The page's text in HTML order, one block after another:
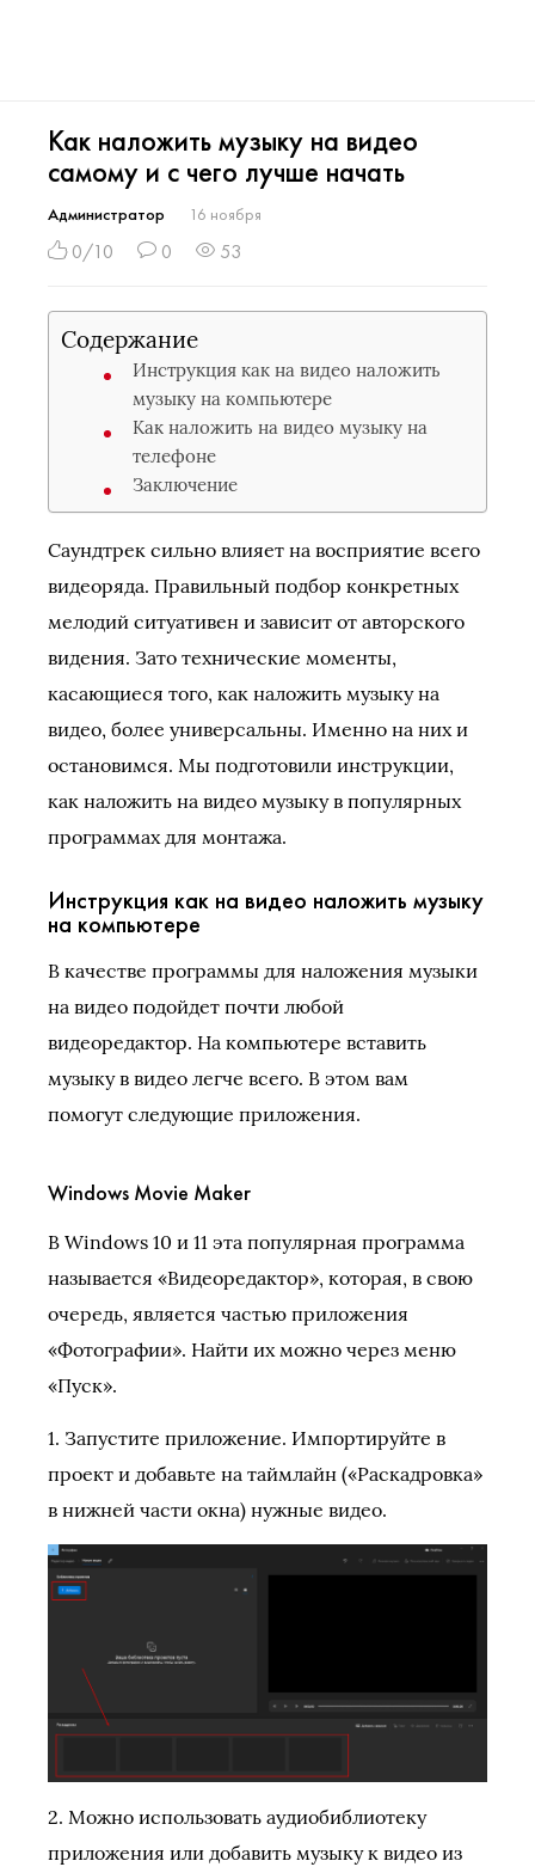
Как наложить музыку на видео
самому и с чего лучше начать
Администратор 16 ноября
0/10 0 53
Содержание
Инструкция как на видео наложить
музыку на компьютере
Как наложить на видео музыку на
телефоне
Заключение
Саундтрек сильно влияет на восприятие всего
видеоряда. Правильный подбор конкретных
мелодий ситуативен и зависит от авторского
видения. Зато технические моменты,
касающиеся того, как наложить музыку на
видео, более универсальны. Именно на них и
остановимся. Мы подготовили инструкции,
как наложить на видео музыку в популярных
программах для монтажа.
Инструкция как на видео наложить музыку
на компьютере
В качестве программы для наложения музыки
на видео подойдет почти любой
видеоредактор. На компьютере вставить
музыку в видео легче всего. В этом вам
помогут следующие приложения.
Windows Movie Maker
В Windows 10 и 11 эта популярная программа
называется «Видеоредактор», которая, в свою
очередь, является частью приложения
«Фотографии». Найти их можно через меню
«Пуск».
1. Запустите приложение. Импортируйте в
проект и добавьте на таймлайн («Раскадровка»
в нижней части окна) нужные видео.
2. Можно использовать аудиобиблиотеку
приложения или добавить музыку к видео из